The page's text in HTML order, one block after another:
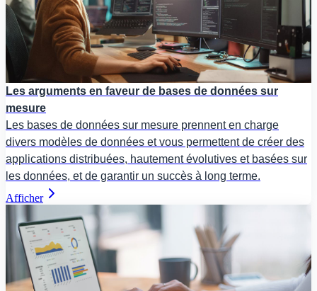
Les arguments en faveur de bases de données sur
mesure
Les bases de données sur mesure prennent en charge
divers modèles de données et vous permettent de créer des
applications distribuées, hautement évolutives et basées sur
les données, et de garantir un succès à long terme.
Afficher